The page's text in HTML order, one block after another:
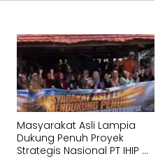
Masyarakat Asli Lampia
Dukung Penuh Proyek
Strategis Nasional PT IHIP di